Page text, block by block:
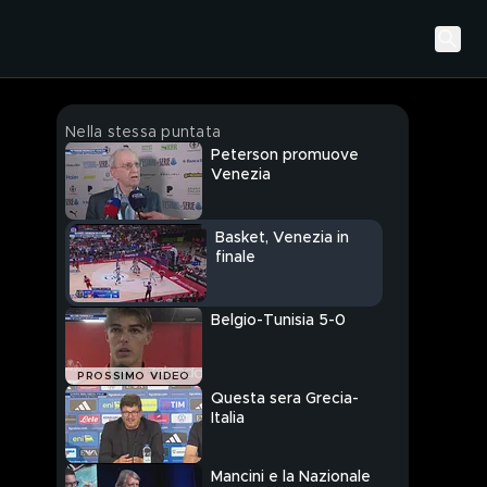
Nella stessa puntata
Peterson promuove
Venezia
Basket, Venezia in
finale
PROSSIMO VIDEO
Belgio-Tunisia 5-0
Questa sera Grecia-
Italia
Mancini e la Nazionale